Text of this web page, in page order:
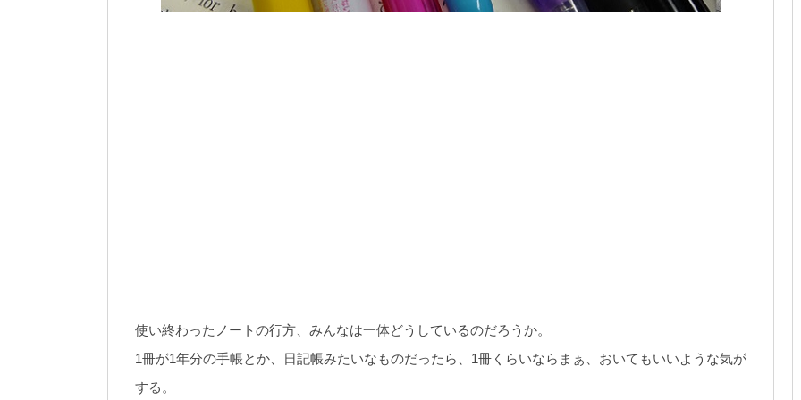
使い終わったノートの行方、みんなは一体どうしているのだろうか。
1冊が1年分の手帳とか、日記帳みたいなものだったら、1冊くらいならまぁ、おいてもいいような気が
する。